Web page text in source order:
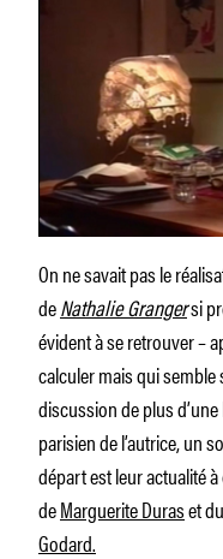
On ne savait pas le
deNathalie Grangersi
évident à se retrouver –
calculer mais qui
discussion de plus
parisien de l’autrice, un
départ est leur actualité
deMarguerite Duraset
Godard.